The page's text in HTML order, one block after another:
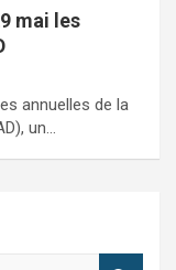
mai les
annuelles de la
un…